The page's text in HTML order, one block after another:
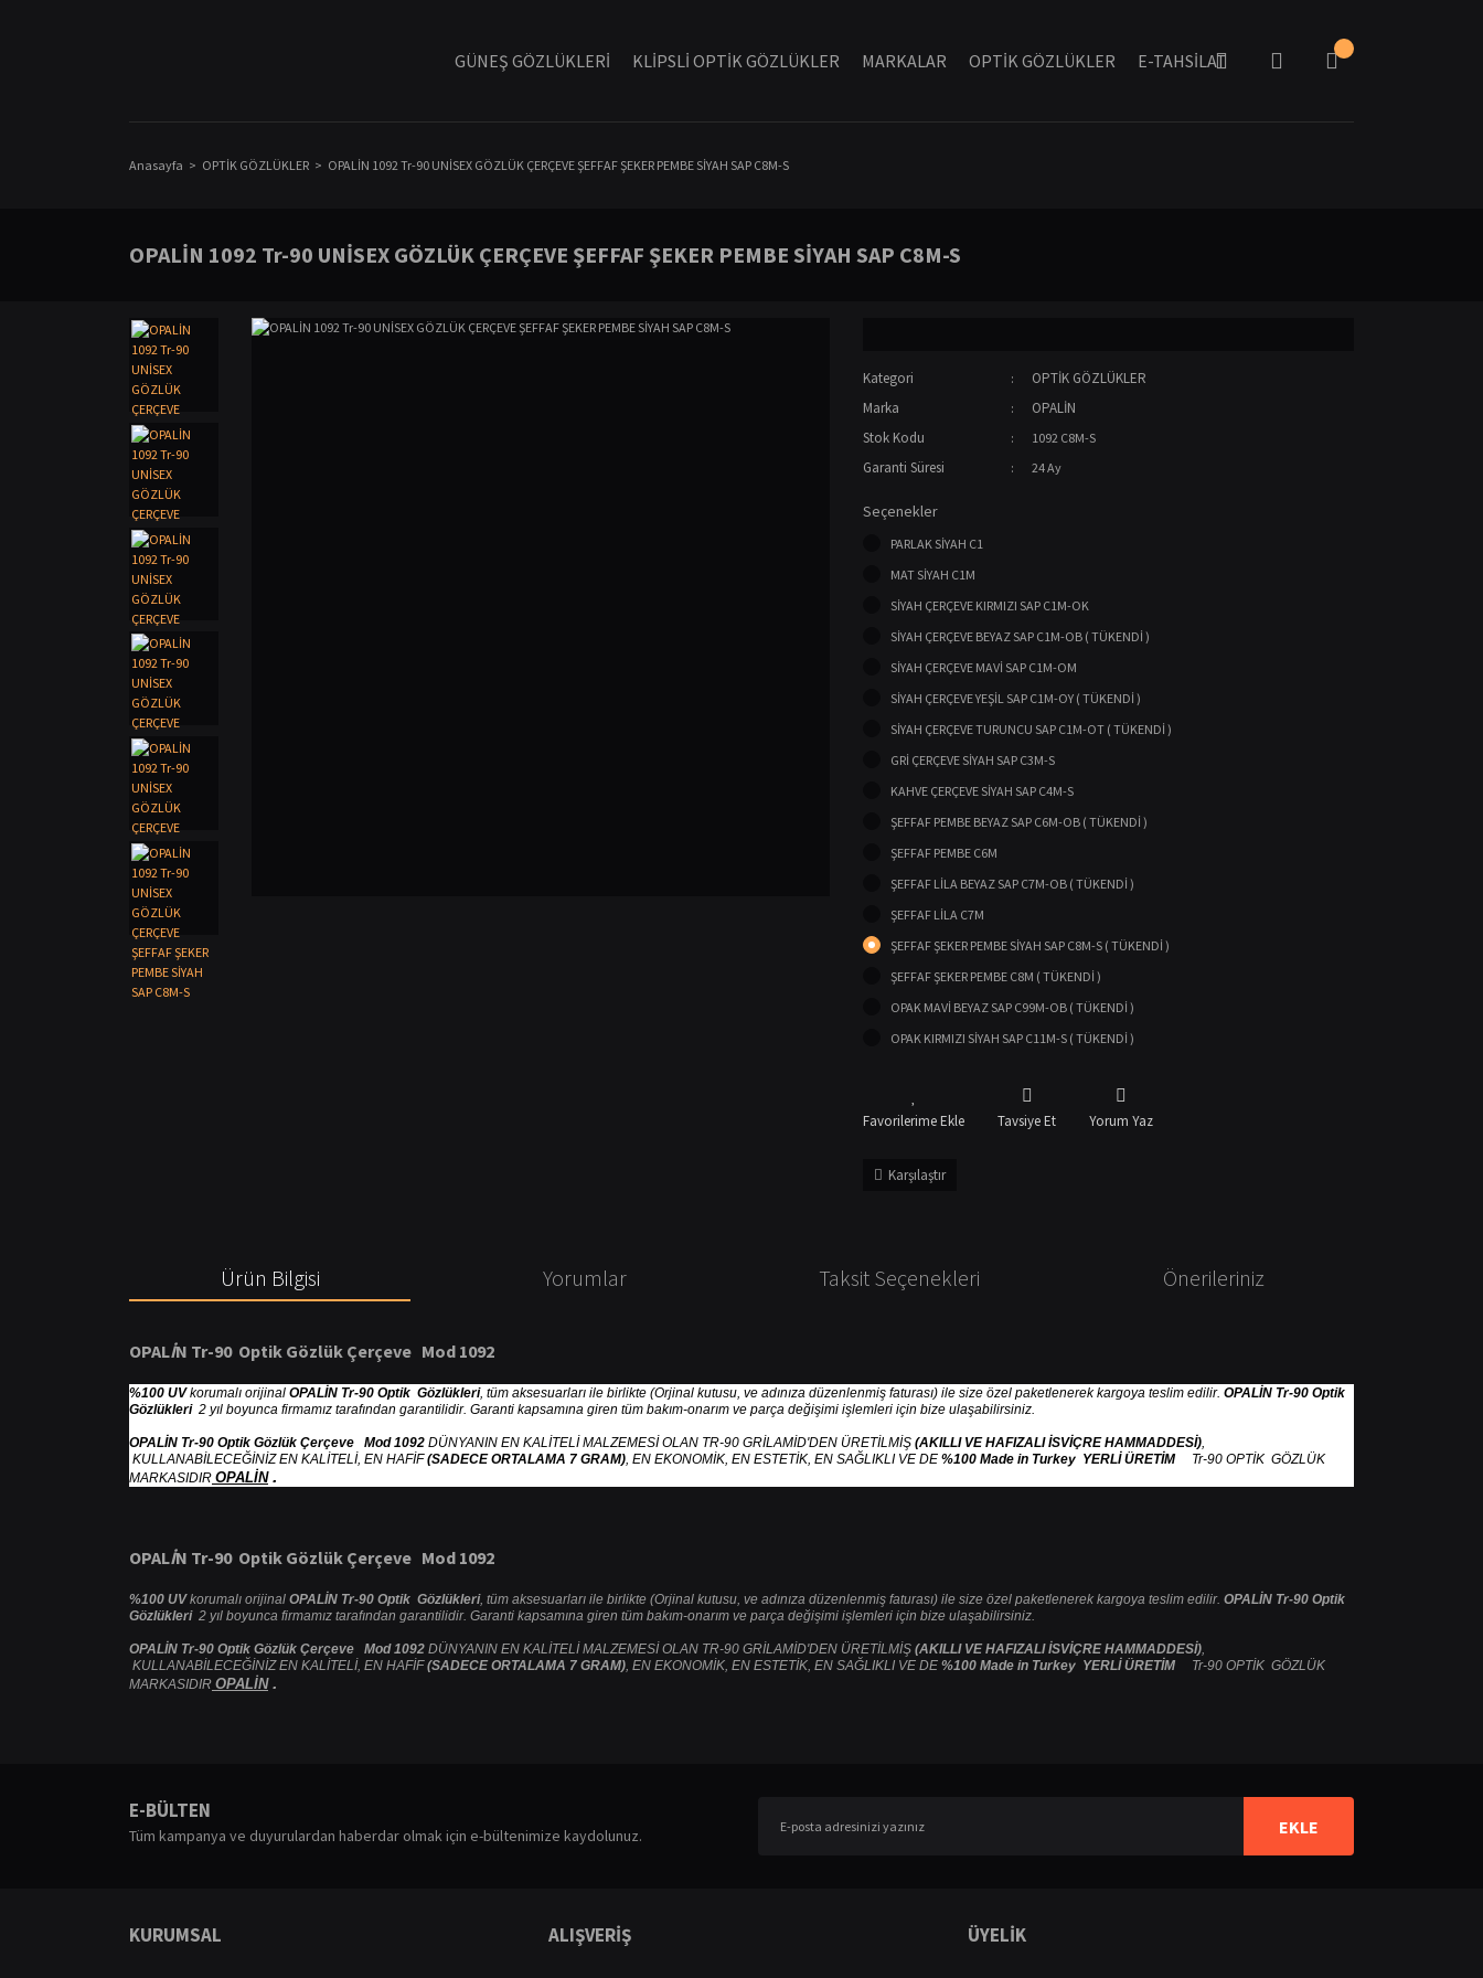
GÜNEŞ GÖZLÜKLERİ KLİPSLİ OPTİK GÖZLÜKLER MARKALAR OPTİK GÖZLÜKLER E-TAHSİLAT
Anasayfa OPTİK GÖZLÜKLER OPALİN 1092 Tr-90 UNİSEX GÖZLÜK ÇERÇEVE ŞEFFAF ŞEKER PEMBE SİYAH SAP C8M-S
OPALİN 1092 Tr-90 UNİSEX GÖZLÜK ÇERÇEVE ŞEFFAF ŞEKER PEMBE SİYAH SAP C8M-S
Kategori
OPTİK GÖZLÜKLER
Marka
OPALİN
Stok Kodu
1092 C8M-S
Garanti Süresi 24 Ay
Seçenekler
PARLAK SİYAH C1
MAT SİYAH C1M
SİYAH ÇERÇEVE KIRMIZI SAP C1M-OK
SİYAH ÇERÇEVE BEYAZ SAP C1M-OB ( TÜKENDİ )
SİYAH ÇERÇEVE MAVİ SAP C1M-OM
SİYAH ÇERÇEVE YEŞİL SAP C1M-OY ( TÜKENDİ )
SİYAH ÇERÇEVE TURUNCU SAP C1M-OT ( TÜKENDİ )
GRİ ÇERÇEVE SİYAH SAP C3M-S
KAHVE ÇERÇEVE SİYAH SAP C4M-S
ŞEFFAF PEMBE BEYAZ SAP C6M-OB ( TÜKENDİ )
ŞEFFAF PEMBE C6M
ŞEFFAF LİLA BEYAZ SAP C7M-OB ( TÜKENDİ )
ŞEFFAF LİLA C7M
ŞEFFAF ŞEKER PEMBE SİYAH SAP C8M-S ( TÜKENDİ )
ŞEFFAF ŞEKER PEMBE C8M ( TÜKENDİ )
OPAK MAVİ BEYAZ SAP C99M-OB ( TÜKENDİ )
OPAK KIRMIZI SİYAH SAP C11M-S ( TÜKENDİ )
Tavsiye Et Yorum Yaz
Karşılaştır
Ürün Bilgisi Yorumlar Taksit Seçenekleri Önerileriniz
OPALİN Tr-90 Optik Gözlük Çerçeve Mod 1092
%100 UVkorumalı orijinal OPALİN Tr-90 Optik Gözlükleri, tüm aksesuarları ile birlikte (Orjinal kutusu, ve adınıza düzenlenmiş faturası) ile size özel paketlenerek kargoya teslim edilir. OPALİN Tr-90 Optik
Gözlükleri 2 yıl boyunca firmamız tarafından garantilidir. Garanti kapsamına giren tüm bakım-onarım ve parça değişimi işlemleri için bize ulaşabilirsiniz.
OPALİN Tr-90 Optik Gözlük Çerçeve Mod 1092 DÜNYANIN EN KALİTELİ MALZEMESİ OLAN TR-90 GRİLAMİD'DEN ÜRETİLMİŞ (AKILLI VE HAFIZALI İSVİÇRE HAMMADDESİ),
KULLANABİLECEĞİNİZ EN KALİTELİ, EN HAFİF(SADECE ORTALAMA 7 GRAM), EN EKONOMİK, EN ESTETİK, EN SAĞLIKLI VE DE %100 Made in Turkey YERLİ ÜRETİMTr-90 OPTİK GÖZLÜK
MARKASIDIR OPALİN.
OPALİN Tr-90 Optik Gözlük Çerçeve Mod 1092
%100 UVkorumalı orijinal OPALİN Tr-90 Optik Gözlükleri, tüm aksesuarları ile birlikte (Orjinal kutusu, ve adınıza düzenlenmiş faturası) ile size özel paketlenerek kargoya teslim edilir. OPALİN Tr-90 Optik
Gözlükleri 2 yıl boyunca firmamız tarafından garantilidir. Garanti kapsamına giren tüm bakım-onarım ve parça değişimi işlemleri için bize ulaşabilirsiniz.
OPALİN Tr-90 Optik Gözlük Çerçeve Mod 1092 DÜNYANIN EN KALİTELİ MALZEMESİ OLAN TR-90 GRİLAMİD'DEN ÜRETİLMİŞ (AKILLI VE HAFIZALI İSVİÇRE HAMMADDESİ),
KULLANABİLECEĞİNİZ EN KALİTELİ, EN HAFİF(SADECE ORTALAMA 7 GRAM), EN EKONOMİK, EN ESTETİK, EN SAĞLIKLI VE DE %100 Made in Turkey YERLİ ÜRETİM Tr-90 OPTİK GÖZLÜK
MARKASIDIR OPALİN.
Ürün resmi kalitesiz, bozuk veya görüntülenemiyor.
Ürün fiyatı diğer sitelerden daha pahalı.
E-BÜLTEN
Tüm kampanya ve duyurulardan haberdar olmak için e-bültenimize kaydolunuz. EKLE
KURUMSAL ALIŞVERİŞ ÜYELİK